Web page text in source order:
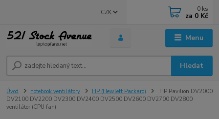
Menu
CZK
Hledat
0 ks
za 0 Kč
Úvod notebook ventilátory HP (Hewlett Packard)
HP Pavilion DV2000
DV2100 DV2200 DV2300 DV2400 DV2500 DV2600 DV2700 DV2800
ventilátor (CPU fan)